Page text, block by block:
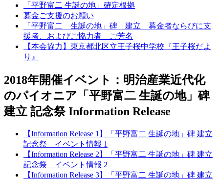
「平野富二 生誕の地」確定根拠
募金ご支援のお願い
「平野富二 生誕の地」碑 建立 募金者ならびに支
援者、およびご協力者 ご芳名
【本会協力】東京都北区立王子桜中学校『王子桜だよ
り』
2018年開催イベント：明治産業近代化
のパイオニア「平野富二 生誕の地」碑
建立 記念祭 Information Release
【Information Release 1】「平野富二 生誕の地」碑 建立
記念祭 イベント情報 1
【Information Release 2】「平野富二 生誕の地」碑 建立
記念祭 イベント情報 2
【Information Release 3】「平野富二 生誕の地」碑 建立